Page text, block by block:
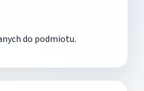
do podmiotu.